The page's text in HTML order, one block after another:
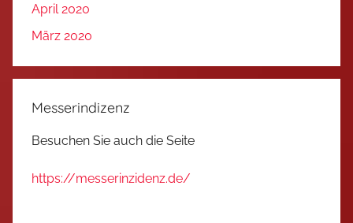
April 2020
März 2020
Messerindizenz
Besuchen Sie auch die Seite
https://messerinzidenz.de/